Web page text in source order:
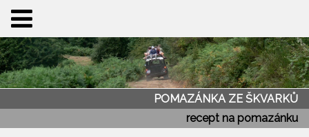
POMAZÁNKA ZE ŠKVARKŮ
recept na pomazánku